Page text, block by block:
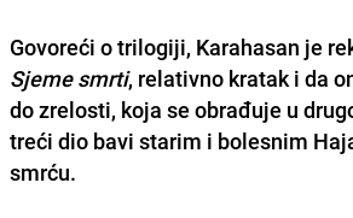
Govoreći o trilogiji, Karahasan je
Sjeme smrti, relativno kratak i da
do zrelosti, koja se obrađuje u
treći dio bavi starim i bolesnim
smrću.